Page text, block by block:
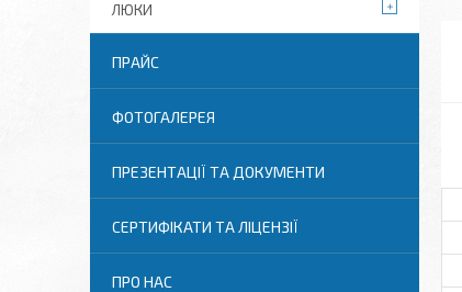
ЛЮКИ
ПРАЙС
ФОТОГАЛЕРЕЯ
ПРЕЗЕНТАЦІЇ ТА ДОКУМЕНТИ
СЕРТИФІКАТИ ТА ЛІЦЕНЗІЇ
ПРО НАС